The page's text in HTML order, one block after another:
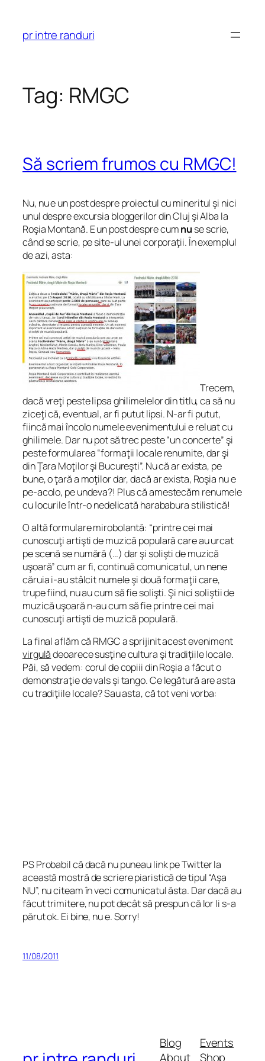
content
pr intre randuri
Tag: RMGC
Să scriem frumos cu RMGC!
Nu, nu e un post despre proiectul cu mineritul şi nici
unul despre excursia bloggerilor din Cluj şi Alba la
Roşia Montană. E un post despre cumnu se scrie,
când se scrie, pe site-ul unei corporaţii. În exemplul
de azi, asta:
Trecem,
dacă vreţi peste lipsa ghilimelelor din titlu, ca să nu
ziceţi că, eventual, ar fi putut lipsi. N-ar fi putut,
fiincă mai încolo numele evenimentului e reluat cu
ghilimele. Dar nu pot să trec peste “un concerte” şi
peste formularea “formaţii locale renumite, dar şi
din Ţara Moţilor şi Bucureşti”. Nu că ar exista, pe
bune, o ţară a moţilor dar, dacă ar exista, Roşia nu e
pe-acolo, pe undeva?! Plus că amestecăm renumele
cu locurile într-o nedelicată harababura stilistică!
O altă formulare mirobolantă: “printre cei mai
cunoscuţi artişti de muzică populară care au urcat
pe scenă se numără (…) dar şi solişti de muzică
uşoară” cum ar fi, continuă comunicatul, un nene
căruia i-au stâlcit numele şi două formaţii care,
trupe fiind, nu au cum să fie solişti. Şi nici soliştii de
muzică uşoară n-au cum să fie printre cei mai
cunoscuţi artişti de muzică populară.
La final aflăm că RMGC a sprijinit acest eveniment
virgulădeoarece susţine cultura şi tradiţiile locale.
Păi, să vedem: corul de copiii din Roşia a făcut o
demonstraţie de vals şi tango. Ce legătură are asta
cu tradiţiile locale? Sau asta, că tot veni vorba:
PS Probabil că dacă nu puneau link pe Twitter la
această mostră de scriere piaristică de tipul “Aşa
NU”, nu citeam în veci comunicatul ăsta. Dar dacă au
făcut trimitere, nu pot decât să prespun că lor li s-a
părut ok. Ei bine, nu e. Sorry!
11/08/2011
Blog
About
Events
Shop